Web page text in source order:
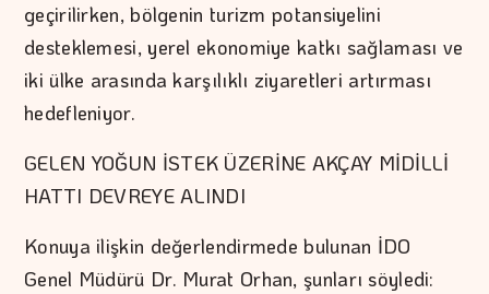
geçirilirken, bölgenin turizm potansiyelini
desteklemesi, yerel ekonomiye katkı sağlaması ve
iki ülke arasında karşılıklı ziyaretleri artırması
hedefleniyor.
GELEN YOĞUN İSTEK ÜZERİNE AKÇAY MİDİLLİ
HATTI DEVREYE ALINDI
Konuya ilişkin değerlendirmede bulunan İDO
Genel Müdürü Dr. Murat Orhan, şunları söyledi: